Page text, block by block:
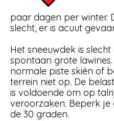
paar dagen per winter.
slecht, er is acuut
Het sneeuwdek is
spontaan grote
normale piste skiën of
terrein niet op. De
is voldoende om op
veroorzaken. Beperk
de 30 graden.